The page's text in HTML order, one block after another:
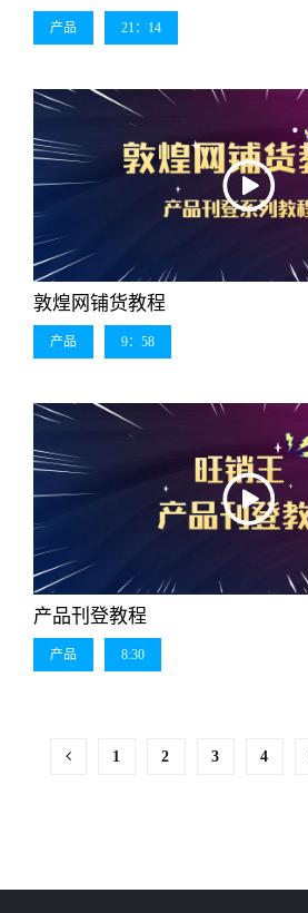
产品 21：14
敦煌网铺货教程
产品 9：58
产品刊登教程
产品 8:30
1 2 3 4